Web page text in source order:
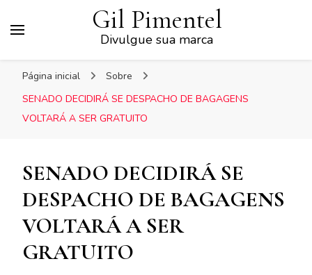
Gil Pimentel
Divulgue sua marca
Página inicial
Sobre
SENADO DECIDIRÁ SE DESPACHO DE BAGAGENS
VOLTARÁ A SER GRATUITO
SENADO DECIDIRÁ SE
DESPACHO DE BAGAGENS
VOLTARÁ A SER
GRATUITO